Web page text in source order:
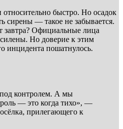
быстро. Но осадок
сирены — такое не забывается.
завтра? Официальные лица
Но доверие к этим
инцидента пошатнулось.
контролем. А мы
— это когда тихо», —
прилегающего к